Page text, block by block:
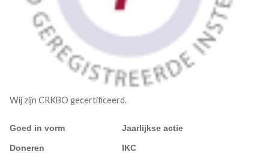
Wij zijn CRKBO gecertificeerd.
Goed in vorm Jaarlijkse actie
Doneren IKC